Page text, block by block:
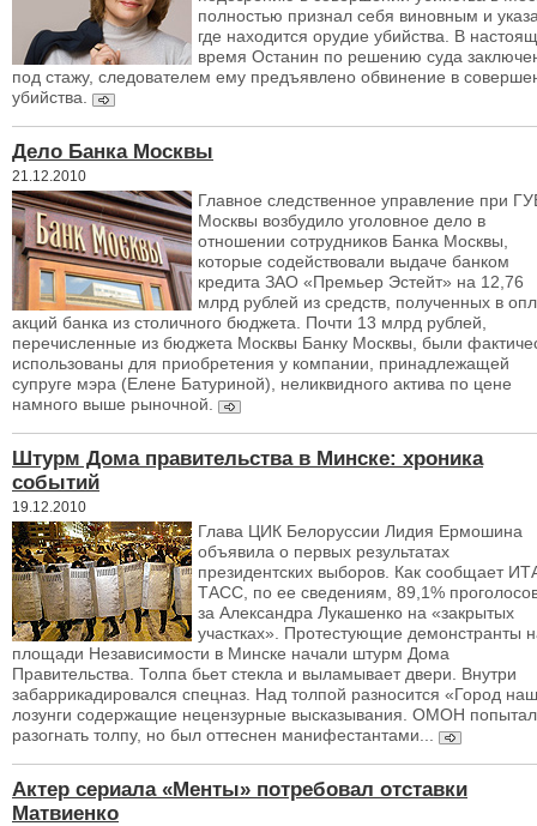
полностью признал себя виновным и
где находится орудие убийства. В
время Останин по решению суда
под стажу, следователем ему предъявлено обвинение в
убийства.
Дело Банка Москвы
21.12.2010
Главное следственное управление при
Москвы возбудило уголовное дело в
отношении сотрудников Банка Москвы,
которые содействовали выдаче банком
кредита ЗАО «Премьер Эстейт» на 12,76
млрд рублей из средств, полученных в
акций банка из столичного бюджета. Почти 13 млрд рублей,
перечисленные из бюджета Москвы Банку Москвы, были
использованы для приобретения у компании, принадлежащей
супруге мэра (Елене Батуриной), неликвидного актива по цене
намного выше рыночной.
Штурм Дома правительства в Минске: хроника
событий
19.12.2010
Глава ЦИК Белоруссии Лидия Ермошина
объявила о первых результатах
президентских выборов. Как сообщает
ТАСС, по ее сведениям, 89,1%
за Александра Лукашенко на «закрытых
участках». Протестующие демонстранты
площади Независимости в Минске начали штурм Дома
Правительства. Толпа бьет стекла и выламывает двери. Внутри
забаррикадировался спецназ. Над толпой разносится «Город
лозунги содержащие нецензурные высказывания. ОМОН
разогнать толпу, но был оттеснен манифестантами...
Актер сериала «Менты» потребовал отставки
Матвиенко